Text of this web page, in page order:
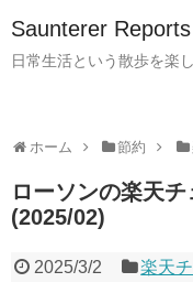
Saunterer Reports
日常生活という散歩を楽
ホーム 節約
ローソンの楽天
(2025/02)
2025/3/2 楽天